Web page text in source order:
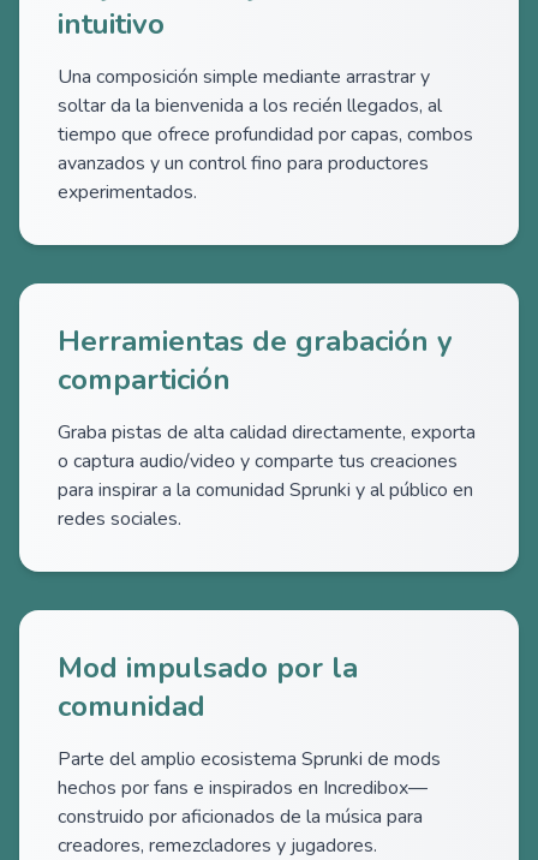
intuitivo
Una composición simple mediante arrastrar y
soltar da la bienvenida a los recién llegados, al
tiempo que ofrece profundidad por capas, combos
avanzados y un control fino para productores
experimentados.
Herramientas de grabación y
compartición
Graba pistas de alta calidad directamente, exporta
o captura audio/video y comparte tus creaciones
para inspirar a la comunidad Sprunki y al público en
redes sociales.
Mod impulsado por la
comunidad
Parte del amplio ecosistema Sprunki de mods
hechos por fans e inspirados en Incredibox—
construido por aficionados de la música para
creadores, remezcladores y jugadores.